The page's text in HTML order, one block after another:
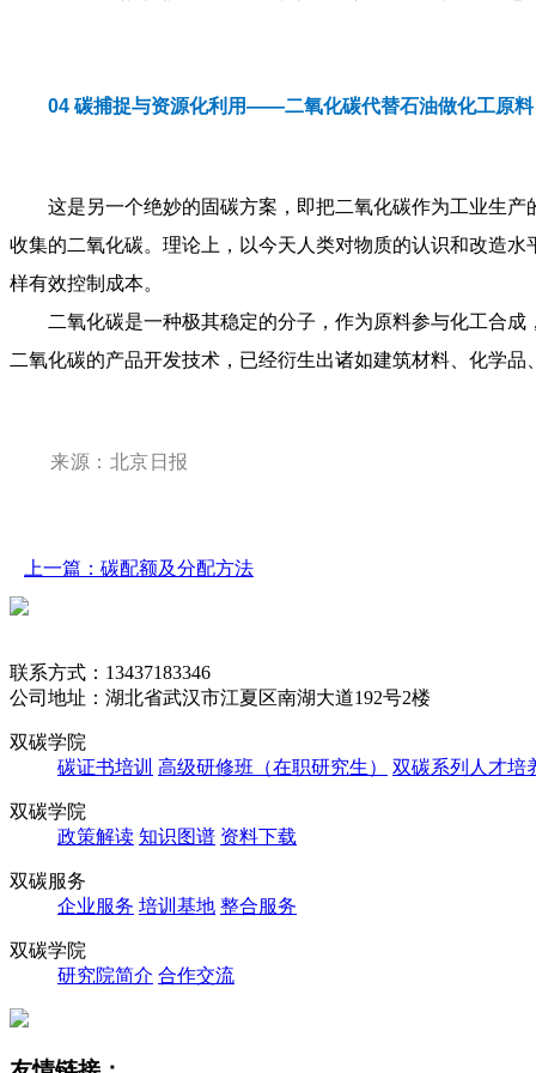
04 碳捕捉与资源化利用——二氧化碳代替石油做化工原料
这是另一个绝妙的固碳方案，即把二氧化碳作为工业生
收集的二氧化碳。理论上，以今天人类对物质的认识和改造
样有效控制成本。
二氧化碳是一种极其稳定的分子，作为原料参与化工合
二氧化碳的产品开发技术，已经衍生出诸如建筑材料、化学
来源：北京日报
上一篇：碳配额及分配方法
联系方式：13437183346
公司地址：湖北省武汉市江夏区南湖大道192号2楼
双碳学院
碳证书培训 高级研修班（在职研究生） 双碳系列人才培
双碳学院
政策解读 知识图谱 资料下载
双碳服务
企业服务 培训基地 整合服务
双碳学院
研究院简介 合作交流